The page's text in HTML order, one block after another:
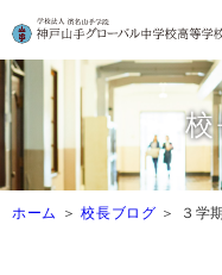
ホーム 校長ブログ ３学